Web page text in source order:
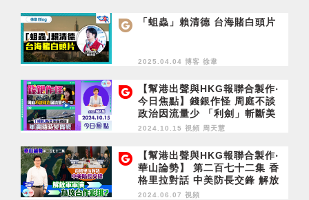
「蛆蟲」賴清德 台海賭白頭片
2025.04.04 博客 徐韋
【幫港出聲與HKG報聯合製作‧
今日焦點】錢銀作怪 周庭不談
政治因流量少 「利劍」斬斷美
國島鏈 軍演隨時變實戰
2024.10.15 視頻 周天慧
【幫港出聲與HKG報聯合製作‧
華山論勢】 第二百七十二集 香
格里拉對話 中美防長交鋒 解放
軍軍演為攻台作彩排？
2024.06.07 視頻